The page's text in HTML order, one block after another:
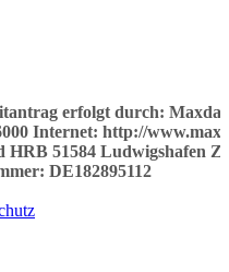
erfolgt durch: Maxda
Internet: http://
51584 Ludwigshafen
DE182895112